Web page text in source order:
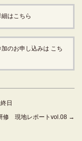
はこちら
のお申し込みは こち
日
修 現地レポートvol.08 →